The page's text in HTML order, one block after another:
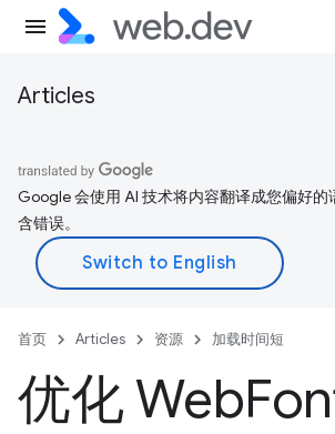
Articles
Google 会使用 AI 技术将内容翻译成您偏好的
含错误。
首页 Articles 资源 加载时间短
优化 Web